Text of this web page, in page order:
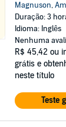
Magnuson,
Duração: 3
Idioma: Inglês
Nenhuma
R$ 45,42 ou
grátis e
neste título
Teste